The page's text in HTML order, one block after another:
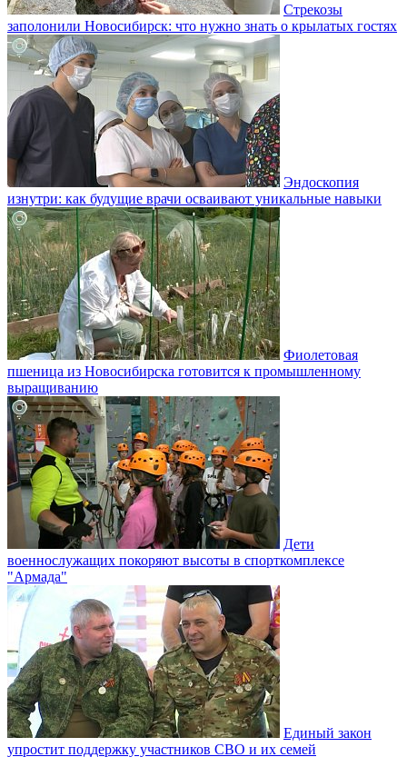
Стрекозы
заполонили Новосибирск: что нужно знать о крылатых гостях
Эндоскопия
изнутри: как будущие врачи осваивают уникальные навыки
Фиолетовая
пшеница из Новосибирска готовится к промышленному
выращиванию
Дети
военнослужащих покоряют высоты в спорткомплексе
"Армада"
Единый закон
упростит поддержку участников СВО и их семей